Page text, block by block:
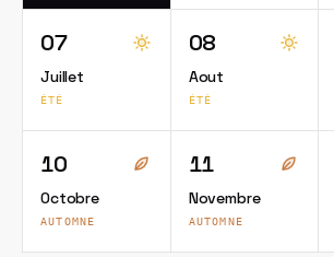
07
Juillet
ÉTÉ
08
Aout
ÉTÉ
10
Octobre
AUTOMNE
11
Novembre
AUTOMNE